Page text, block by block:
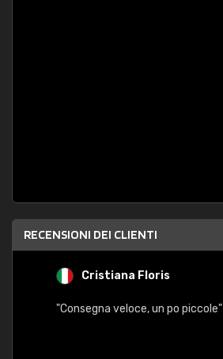
RECENSIONI DEI CLIENTI
Cristiana Floris
"Consegna veloce, un po piccole"